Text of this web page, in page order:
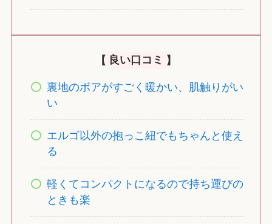
【 良い口コミ 】
裏地のボアがすごく暖かい、肌触りがい
い
エルゴ以外の抱っこ紐でもちゃんと使え
る
軽くてコンパクトになるので持ち運びの
ときも楽